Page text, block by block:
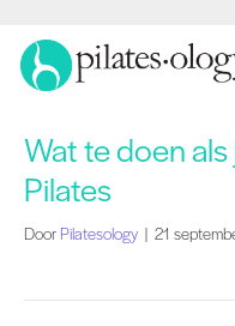
Wat te doen
Pilates
Door Pilatesology | 21